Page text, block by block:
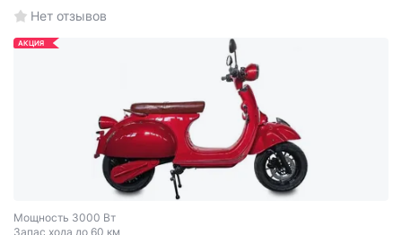
Нет отзывов
АКЦИЯ
Мощность 3000 Вт
Запас хода до 60 км